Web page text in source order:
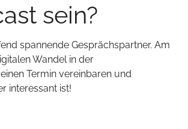
sein?
spannende Gesprächspartner. Am
Wandel in der
Termin vereinbaren und
interessant ist!